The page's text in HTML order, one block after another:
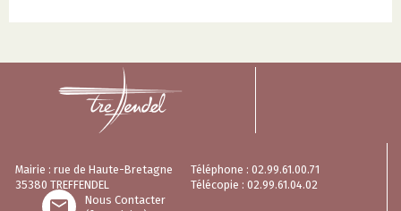
Mairie : rue de Haute-Bretagne
35380 TREFFENDEL
Téléphone : 02.99.61.00.71
Télécopie : 02.99.61.04.02

Nous Contacter